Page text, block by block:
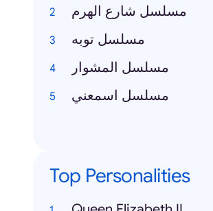
مسلسل شارع الهرم
مسلسل توبه
مسلسل المشوار
مسلسل اسمعني
Top Personalities